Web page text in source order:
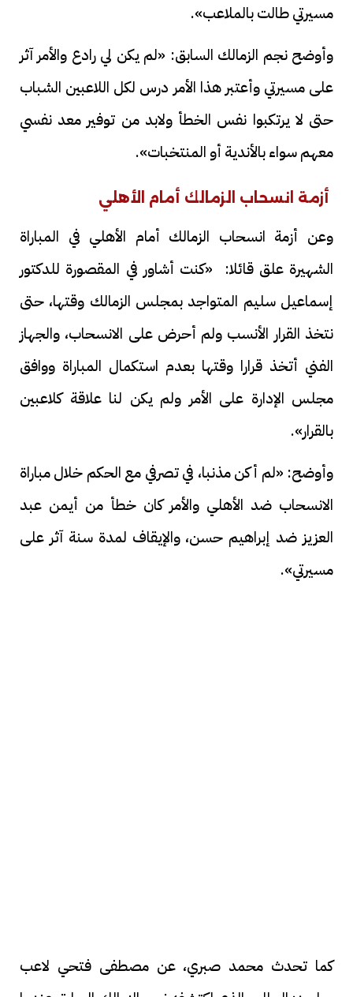
مسيرتي طالت بالملاعب».
وأوضح نجم الزمالك السابق: «لم يكن لي رادع والأمر آثر
على مسيرتي وأعتبر هذا الأمر درس لكل اللاعبين الشباب
حتى لا يرتكبوا نفس الخطأ ولابد من توفير معد نفسي
معهم سواء بالأندية أو المنتخبات».
أزمة انسحاب الزمالك أمام الأهلي
وعن أزمة انسحاب الزمالك أمام الأهلي في المباراة
الشهيرة علق قائلا: «كنت أشاور في المقصورة للدكتور
إسماعيل سليم المتواجد بمجلس الزمالك وقتها، حتى
نتخذ القرار الأنسب ولم أحرض على الانسحاب، والجهاز
الفني أتخذ قرارا وقتها بعدم استكمال المباراة ووافق
مجلس الإدارة على الأمر ولم يكن لنا علاقة كلاعبين
بالقرار».
وأوضح: «لم أكن مذنبا، في تصرفي مع الحكم خلال مباراة
الانسحاب ضد الأهلي والأمر كان خطأ من أيمن عبد
العزيز ضد إبراهيم حسن، والإيقاف لمدة سنة آثر على
مسيرتي».
كما تحدث محمد صبري، عن مصطفى فتحي لاعب